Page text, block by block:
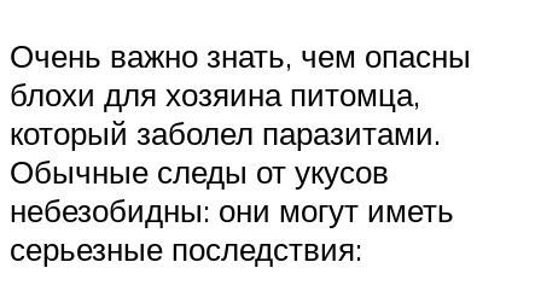
Очень важно знать, чем опасны
блохи для хозяина питомца,
который заболел паразитами.
Обычные следы от укусов
небезобидны: они могут иметь
серьезные последствия: